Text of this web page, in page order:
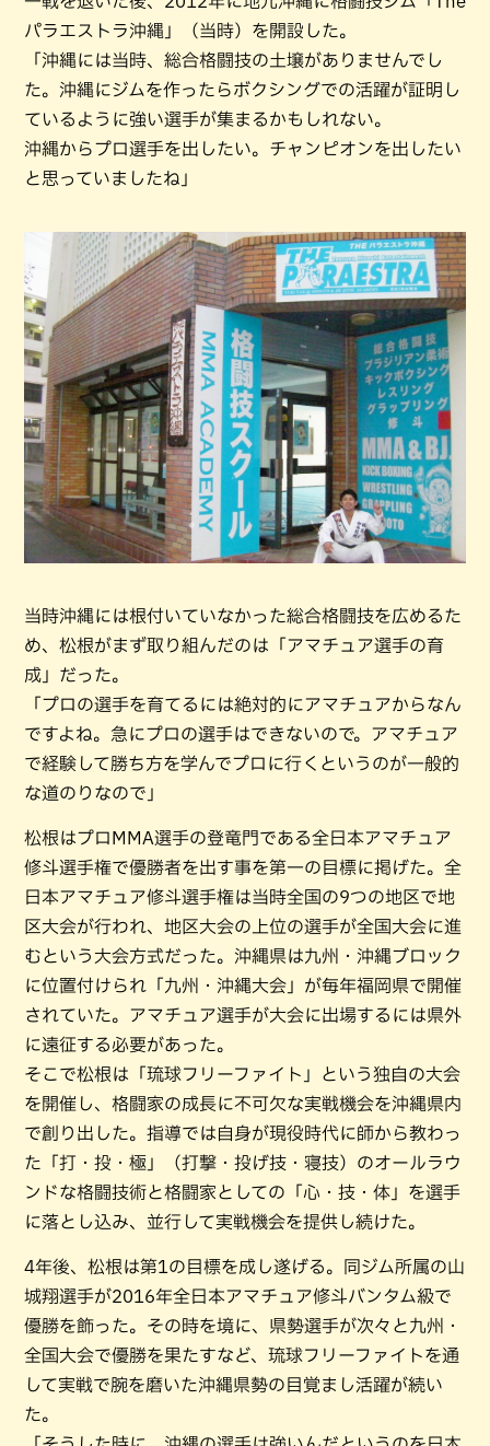
パラエストラ沖縄」（当時）を開設した。
「沖縄には当時、総合格闘技の土壌がありませんでし
た。沖縄にジムを作ったらボクシングでの活躍が証明し
ているように強い選手が集まるかもしれない。
沖縄からプロ選手を出したい。チャンピオンを出したい
と思っていましたね」
当時沖縄には根付いていなかった総合格闘技を広めるた
め、松根がまず取り組んだのは「アマチュア選手の育
成」だった。
「プロの選手を育てるには絶対的にアマチュアからなん
ですよね。急にプロの選手はできないので。アマチュア
で経験して勝ち方を学んでプロに行くというのが一般的
な道のりなので」
松根はプロMMA選手の登竜門である全日本アマチュア
修斗選手権で優勝者を出す事を第一の目標に掲げた。全
日本アマチュア修斗選手権は当時全国の9つの地区で地
区大会が行われ、地区大会の上位の選手が全国大会に進
むという大会方式だった。沖縄県は九州・沖縄ブロック
に位置付けられ「九州・沖縄大会」が毎年福岡県で開催
されていた。アマチュア選手が大会に出場するには県外
に遠征する必要があった。
そこで松根は「琉球フリーファイト」という独自の大会
を開催し、格闘家の成長に不可欠な実戦機会を沖縄県内
で創り出した。指導では自身が現役時代に師から教わっ
た「打・投・極」（打撃・投げ技・寝技）のオールラウ
ンドな格闘技術と格闘家としての「心・技・体」を選手
に落とし込み、並行して実戦機会を提供し続けた。
4年後、松根は第1の目標を成し遂げる。同ジム所属の山
城翔選手が2016年全日本アマチュア修斗バンタム級で
優勝を飾った。その時を境に、県勢選手が次々と九州・
全国大会で優勝を果たすなど、琉球フリーファイトを通
して実戦で腕を磨いた沖縄県勢の目覚まし活躍が続い
た。